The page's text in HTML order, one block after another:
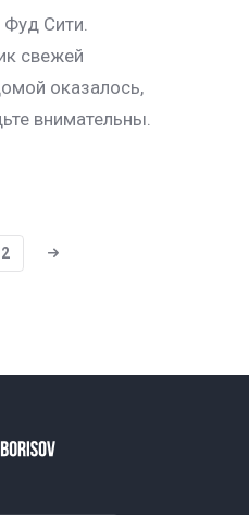
Сити.
свежей
оказалось,
внимательны.
2